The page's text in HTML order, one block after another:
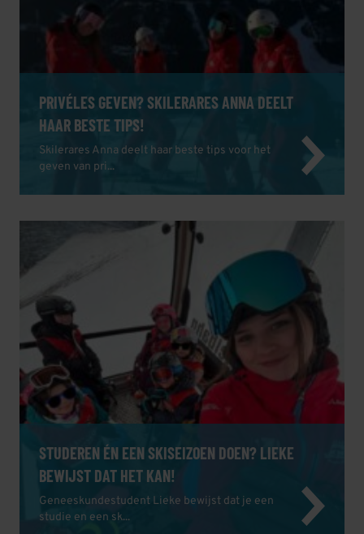
PRIVÉLES GEVEN? SKILERARES ANNA DEELT
HAAR BESTE TIPS!
Skilerares Anna deelt haar beste tips voor het
geven van pri...
STUDEREN ÉN EEN SKISEIZOEN DOEN? LIEKE
BEWIJST DAT HET KAN!
Geneeskundestudent Lieke bewijst dat je een
studie en een sk...